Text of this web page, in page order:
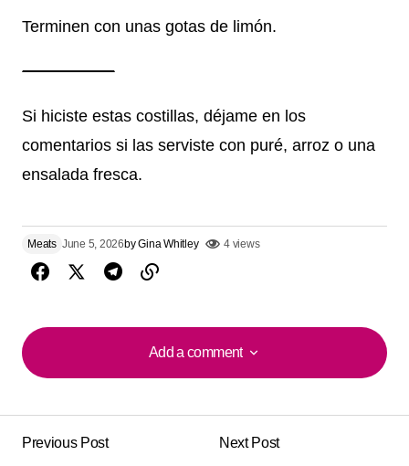
Terminen con unas gotas de limón.
Si hiciste estas costillas, déjame en los
comentarios si las serviste con puré, arroz o una
ensalada fresca.
Meats June 5, 2026byGina Whitley 4 views
Add a comment
Add a comment
Previous Post Next Post